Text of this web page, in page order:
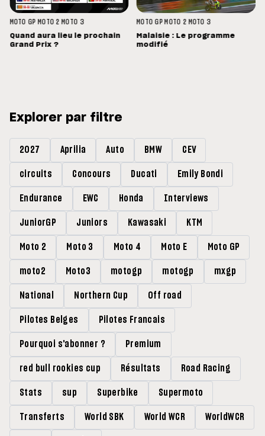
MOTO GP MOTO 2 MOTO 3
Quand aura lieu le prochain
Grand Prix ?
MOTO GP MOTO 2 MOTO 3
Malaisie : Le programme
modifié
Explorer par filtre
2027 Aprilia Auto BMW CEV
circuits Concours Ducati Emily Bondi
Endurance EWC Honda Interviews
JuniorGP Juniors Kawasaki KTM
Moto 2 Moto 3 Moto 4 Moto E Moto GP
moto2 Moto3 motogp motogp mxgp
National Northern Cup Off road
Pilotes Belges Pilotes Francais
Pourquoi s'abonner ? Premium
red bull rookies cup Résultats Road Racing
Stats sup Superbike Supermoto
Transferts World SBK World WCR WorldWCR